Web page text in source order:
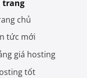
trang
chủ
tức mới
giá hosting
tốt